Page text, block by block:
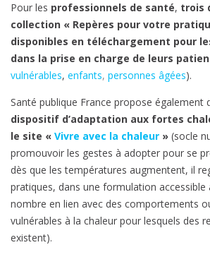
Pour les professionnels de santé, trois
collection « Repères pour votre
disponibles en téléchargement pour
dans la prise en charge de leurs
vulnérables, enfants, personnes âgées).
Santé publique France propose également
dispositif d’adaptation aux fortes
le site « Vivre avec la chaleur » (socle
promouvoir les gestes à adopter pour se
dès que les températures augmentent, il
pratiques, dans une formulation accessible
nombre en lien avec des comportements
vulnérables à la chaleur pour lesquels des
existent).